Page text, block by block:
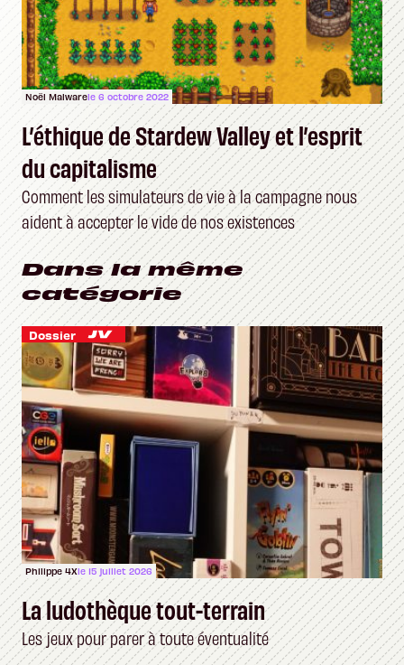
Noël Malwarele 6 octobre 2022
L’éthique de Stardew Valley et l’esprit
du capitalisme
Comment les simulateurs de vie à la campagne nous
aident à accepter le vide de nos existences
Dans la même
catégorie
Dossier
Philippe 4Xle 15 juillet 2026
La ludothèque tout-terrain
Les jeux pour parer à toute éventualité